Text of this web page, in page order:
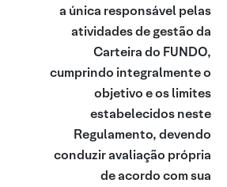
a única responsável pelas
atividades de gestão da
Carteira do FUNDO,
cumprindo integralmente o
objetivo e os limites
estabelecidos neste
Regulamento, devendo
conduzir avaliação própria
de acordo com sua